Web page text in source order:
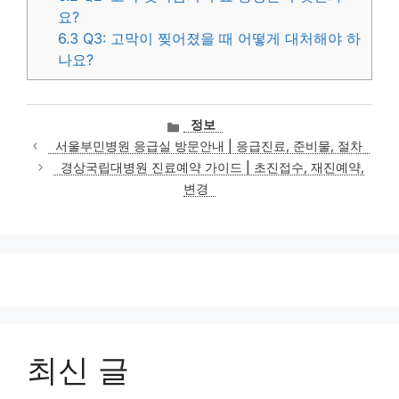
요?
6.3 Q3: 고막이 찢어졌을 때 어떻게 대처해야 하
나요?
카
테
고
리
정보
서울부민병원 응급실 방문안내 | 응급진료, 준비물, 절차
경상국립대병원 진료예약 가이드 | 초진접수, 재진예약,
변경
최신 글